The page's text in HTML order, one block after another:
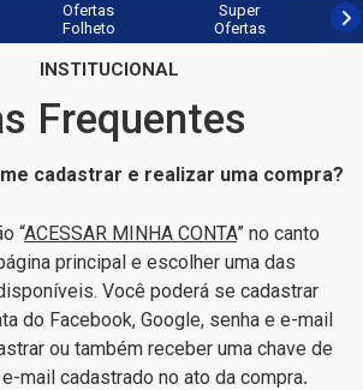
Ofertas
Folheto
Super
Ofertas
INSTITUCIONAL
Frequentes
cadastrar e realizar uma compra?
“ACESSAR MINHA CONTA” no canto
principal e escolher uma das
Você poderá se cadastrar
do Facebook, Google, senha e e-mail
ou também receber uma chave de
mail cadastrado no ato da compra.